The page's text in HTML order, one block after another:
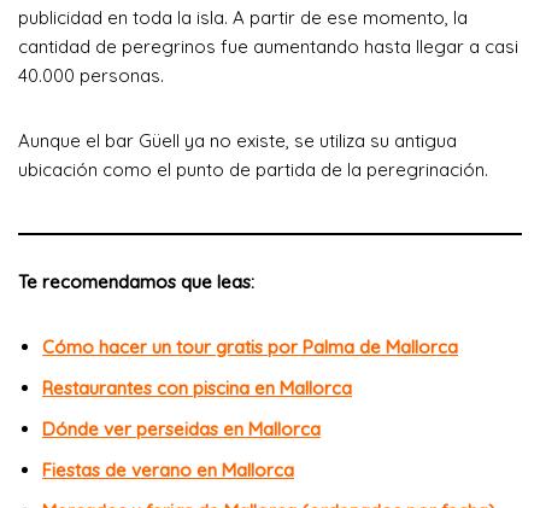
publicidad en toda la isla. A partir de ese momento, la
cantidad de peregrinos fue aumentando hasta llegar a casi
40.000 personas.
Aunque el bar Güell ya no existe, se utiliza su antigua
ubicación como el punto de partida de la peregrinación.
Te recomendamos que leas:
Cómo hacer un tour gratis por Palma de Mallorca
Restaurantes con piscina en Mallorca
Dónde ver perseidas en Mallorca
Fiestas de verano en Mallorca